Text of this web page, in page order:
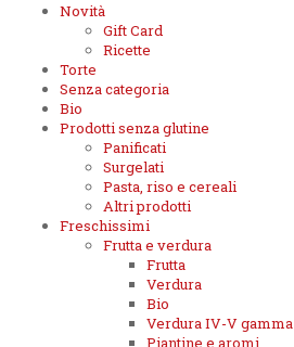
Novità
Gift Card
Ricette
Torte
Senza categoria
Bio
Prodotti senza glutine
Panificati
Surgelati
Pasta, riso e cereali
Altri prodotti
Freschissimi
Frutta e verdura
Frutta
Verdura
Bio
Verdura IV-V gamma
Piantine e aromi